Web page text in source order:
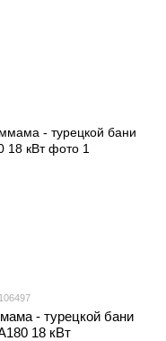
- турецкой бани
18 кВт